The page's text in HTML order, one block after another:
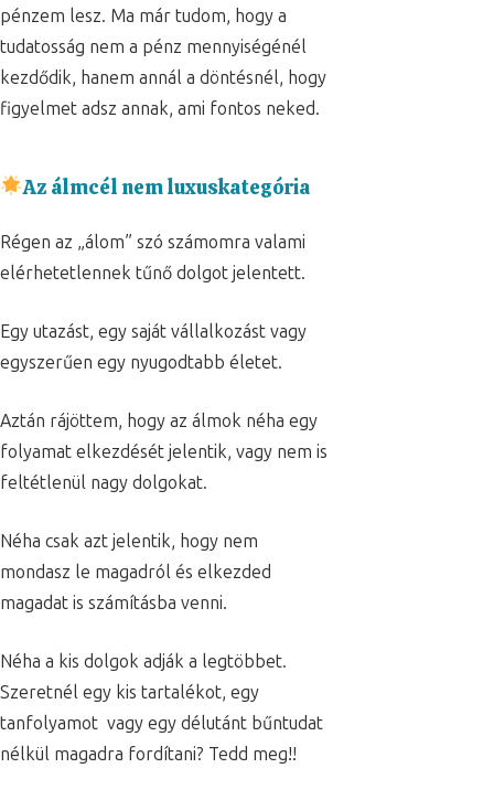
pénzem lesz. Ma már tudom, hogy a
tudatosság nem a pénz mennyiségénél
kezdődik, hanem annál a döntésnél, hogy
figyelmet adsz annak, ami fontos neked.
Az álmcél nem luxuskategória
Régen az „álom” szó számomra valami
elérhetetlennek tűnő dolgot jelentett.
Egy utazást, egy saját vállalkozást vagy
egyszerűen egy nyugodtabb életet.
Aztán rájöttem, hogy az álmok néha egy
folyamat elkezdését jelentik, vagy nem is
feltétlenül nagy dolgokat.
Néha csak azt jelentik, hogy nem
mondasz le magadról és elkezded
magadat is számításba venni.
Néha a kis dolgok adják a legtöbbet.
Szeretnél egy kis tartalékot, egy
tanfolyamot vagy egy délutánt bűntudat
nélkül magadra fordítani? Tedd meg!!